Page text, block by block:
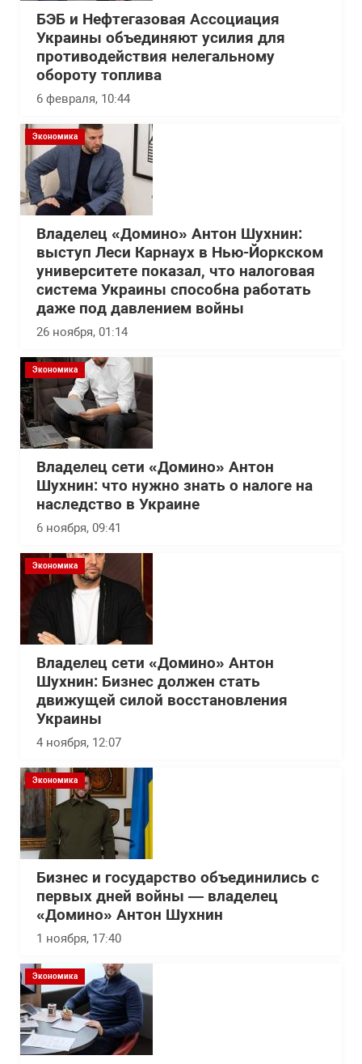
БЭБ и Нефтегазовая Ассоциация
Украины объединяют усилия для
противодействия нелегальному
обороту топлива
6 февраля, 10:44
Экономика
Владелец «Домино» Антон Шухнин:
выступ Леси Карнаух в Нью-Йоркском
университете показал, что налоговая
система Украины способна работать
даже под давлением войны
26 ноября, 01:14
Экономика
Владелец сети «Домино» Антон
Шухнин: что нужно знать о налоге на
наследство в Украине
6 ноября, 09:41
Экономика
Владелец сети «Домино» Антон
Шухнин: Бизнес должен стать
движущей силой восстановления
Украины
4 ноября, 12:07
Экономика
Бизнес и государство объединились с
первых дней войны — владелец
«Домино» Антон Шухнин
1 ноября, 17:40
Экономика